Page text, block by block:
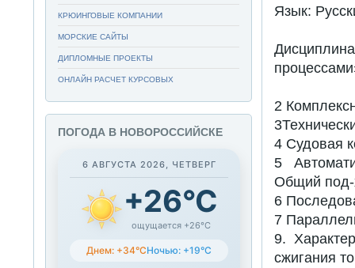
Язык:
2
4 Судовая
5
Общий
6
7
9.
сжигания
КРЮИНГОВЫЕ КОМПАНИИ
МОРСКИЕ САЙТЫ
ДИПЛОМНЫЕ ПРОЕКТЫ
ОНЛАЙН РАСЧЕТ КУРСОВЫХ
ПОГОДА В НОВОРОССИЙСКЕ
6 АВГУСТА 2026, ЧЕТВЕРГ
+26°C
ощущается +26°C
Днем: +34°CНочью: +19°C